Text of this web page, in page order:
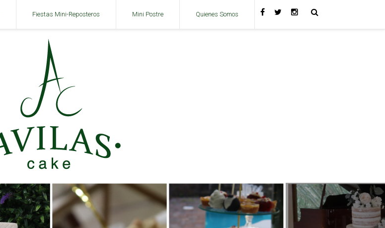
Fiestas Mini-Reposteros Mini Postre Quienes Somos